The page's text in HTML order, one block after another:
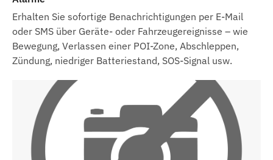
Erhalten Sie sofortige Benachrichtigungen per E-Mail
oder SMS über Geräte- oder Fahrzeugereignisse – wie
Bewegung, Verlassen einer POI-Zone, Abschleppen,
Zündung, niedriger Batteriestand, SOS-Signal usw.